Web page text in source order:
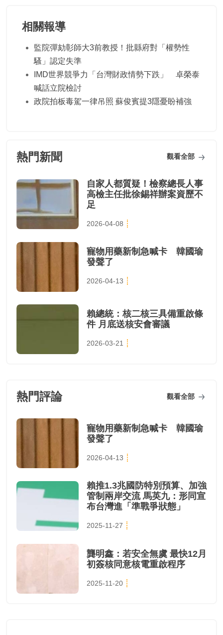
相關報導
監院彈劾彰師大3前教授！批縣府對「權勢性
騷」認定失準
IMD世界競爭力「台灣財政情勢下跌」 卓榮泰
喊話立院檢討
政院拍板毒駕一律吊照 蘇俊賓提3隱憂盼補強
熱門新聞 觀看全部
自家人都質疑！檢察總長人事
高檢主任批徐錫祥辦案資歷不
足
2026-04-08
寵物用藥新制急喊卡 韓國瑜
發聲了
2026-04-13
賴總統：核二核三具備重啟條
件 月底送核安會審議
2026-03-21
熱門評論 觀看全部
寵物用藥新制急喊卡 韓國瑜
發聲了
2026-04-13
賴推1.3兆國防特別預算、加強
管制兩岸交流 馬英九：形同宣
布台灣進「準戰爭狀態」
2025-11-27
龔明鑫：若安全無虞 最快12月
初簽核同意核電重啟程序
2025-11-20